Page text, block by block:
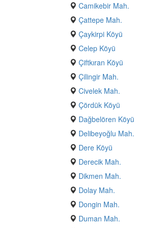
Camikebir Mah.
Çattepe Mah.
Çaykirpi Köyü
Celep Köyü
Çiftkıran Köyü
Çilingir Mah.
Civelek Mah.
Çördük Köyü
Dağbelören Köyü
Delibeyoğlu Mah.
Dere Köyü
Derecik Mah.
Dikmen Mah.
Dolay Mah.
Dongin Mah.
Duman Mah.